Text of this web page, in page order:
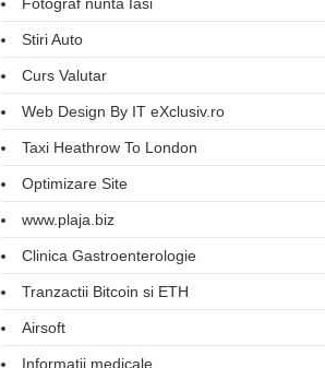
Stiri Auto
Curs Valutar
Web Design By IT eXclusiv.ro
Taxi Heathrow To London
Optimizare Site
www.plaja.biz
Clinica Gastroenterologie
Tranzactii Bitcoin si ETH
Airsoft
Informatii medicale